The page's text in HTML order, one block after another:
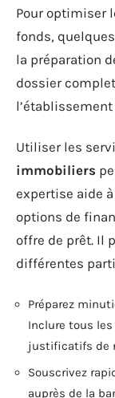
Pour optimiser
fonds,
la préparation
dossier
Utiliser les
immobiliers
expertise aide
options de
offre de prêt. Il
différentes
Préparez
Inclure tous
justificatifs de
Souscrivez
auprès de la